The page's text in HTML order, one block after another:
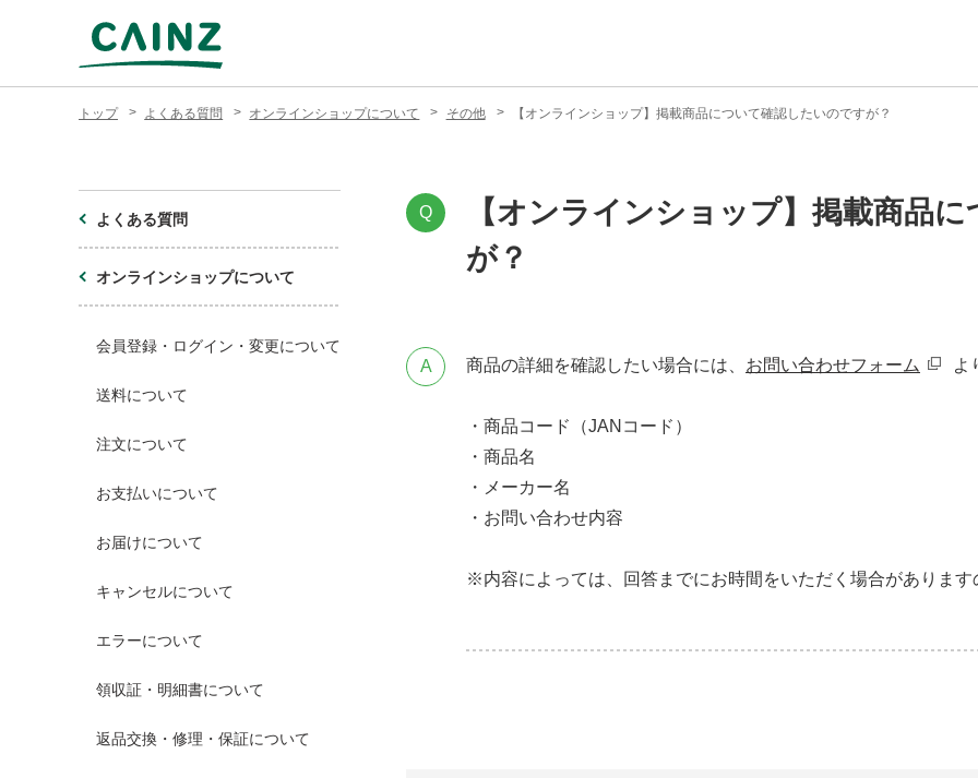
トップ よくある質問 オンラインショップについて その他 【オンラインショップ】掲載商品について確認したいのですが？
Q
【オンラインショップ】掲載商品
が？
A 商品の詳細を確認したい場合には、 お問い合わせフォーム よ
・商品コード（JANコード）
・商品名
・メーカー名
・お問い合わせ内容
※内容によっては、回答までにお時間をいただく場合がありま
よくある質問
オンラインショップについて
会員登録・ログイン・変更について
送料について
注文について
お支払いについて
お届けについて
キャンセルについて
エラーについて
領収証・明細書について
返品交換・修理・保証について